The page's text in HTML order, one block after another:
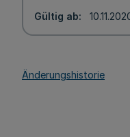
Gültig ab
Änderungshistorie